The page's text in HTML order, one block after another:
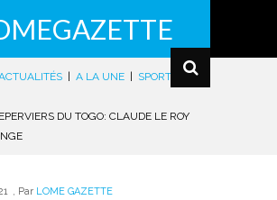
A LA UNE SPORTS
|
DU TOGO: CLAUDE LE ROY
, Par LOME GAZETTE